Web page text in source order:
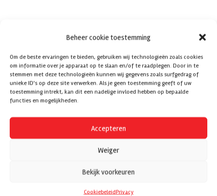
Beheer cookie toestemming
Om de beste ervaringen te bieden, gebruiken wij technologieën zoals cookies
om informatie over je apparaat op te slaan en/of te raadplegen. Door in te
stemmen met deze technologieën kunnen wij gegevens zoals surfgedrag of
unieke ID's op deze site verwerken. Als je geen toestemming geeft of uw
toestemming intrekt, kan dit een nadelige invloed hebben op bepaalde
functies en mogelijkheden.
Accepteren
Weiger
Bekijk voorkeuren
CookiebeleidPrivacy